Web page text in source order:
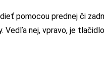
pomocou prednej či
Vedľa nej, vpravo, je